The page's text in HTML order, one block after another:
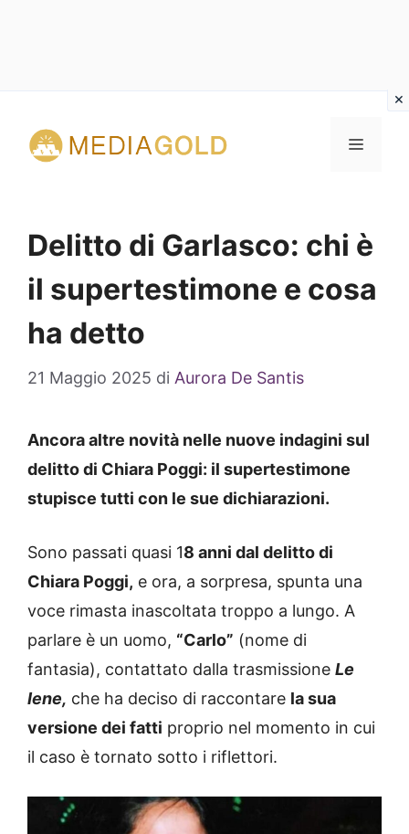
contenuto
MENU
Delitto di Garlasco: chi è
il supertestimone e cosa
ha detto
21 Maggio 2025 di Aurora De Santis
Ancora altre novità nelle nuove indagini sul
delitto di Chiara Poggi: il supertestimone
stupisce tutti con le sue dichiarazioni.
Sono passati quasi 18 anni dal delitto di
Chiara Poggi, e ora, a sorpresa, spunta una
voce rimasta inascoltata troppo a lungo. A
parlare è un uomo, “Carlo” (nome di
fantasia), contattato dalla trasmissione Le
Iene, che ha deciso di raccontare la sua
versione dei fatti proprio nel momento in cui
il caso è tornato sotto i riflettori.